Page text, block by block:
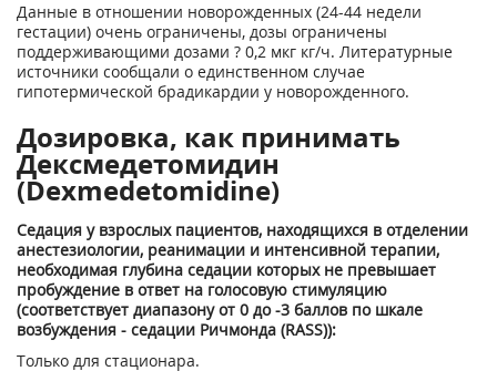
Данные в отношении новорожденных (24-44 недели
гестации) очень ограничены, дозы ограничены
поддерживающими дозами ? 0,2 мкг кг/ч. Литературные
источники сообщали о единственном случае
гипотермической брадикардии у новорожденного.
Дозировка, как принимать
Дексмедетомидин
(Dexmedetomidine)
Седация у взрослых пациентов, находящихся в отделении
анестезиологии, реанимации и интенсивной терапии,
необходимая глубина седации которых не превышает
пробуждение в ответ на голосовую стимуляцию
(соответствует диапазону от 0 до -3 баллов по шкале
возбуждения - седации Ричмонда (RASS)):
Только для стационара.